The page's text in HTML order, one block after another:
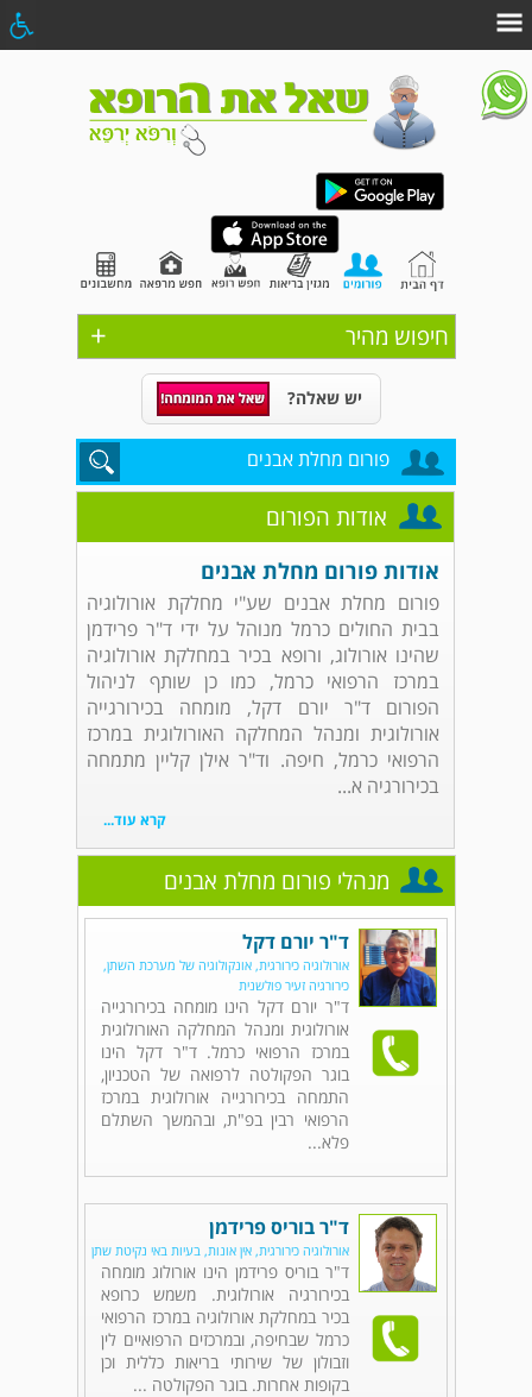
+ חיפוש מהיר
יש שאלה?
פורום מחלת אבנים
אודות הפורום
אודות פורום מחלת אבנים
פורום מחלת אבנים שע"י מחלקת אורולוגיה
בבית החולים כרמל מנוהל על ידי ד"ר פרידמן
שהינו אורולוג, ורופא בכיר במחלקת אורולוגיה
במרכז הרפואי כרמל, כמו כן שותף לניהול
הפורום ד"ר יורם דקל, מומחה בכירורגייה
אורולוגית ומנהל המחלקה האורולוגית במרכז
הרפואי כרמל, חיפה. וד"ר אילן קליין מתמחה
בכירורגיה א...
קרא עוד...
מנהלי פורום מחלת אבנים
ד"ר יורם דקל
אורולוגיה כירורגית, אונקולוגיה של מערכת השתן,
כירורגיה זעיר פולשנית
ד"ר יורם דקל הינו מומחה בכירורגייה
אורולוגית ומנהל המחלקה האורולוגית
במרכז הרפואי כרמל. ד"ר דקל הינו
בוגר הפקולטה לרפואה של הטכניון,
התמחה בכירורגייה אורולוגית במרכז
הרפואי רבין בפ"ת, ובהמשך השתלם
פלא...
ד"ר בוריס פרידמן
אורולוגיה כירורגית, אין אונות, בעיות באי נקיטת שתן
ד"ר בוריס פרידמן הינו אורולוג מומחה
בכירורגיה אורולוגית. משמש כרופא
בכיר במחלקת אורולוגיה במרכז הרפואי
כרמל שבחיפה, ובמרכזים הרפואיים לין
וזבולון של שירותי בריאות כללית וכן
בקופות אחרות. בוגר הפקולטה ...